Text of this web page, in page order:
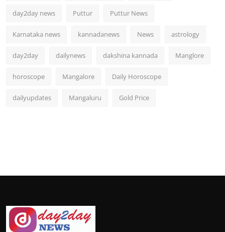
day2day news Puttur Puttur News
Karnataka news kannadanews News astrology
day2day dailynews dakshina kannada Manglore
horoscope Mangalore Daily Horoscope
dailyupdates Mangaluru Gold Price